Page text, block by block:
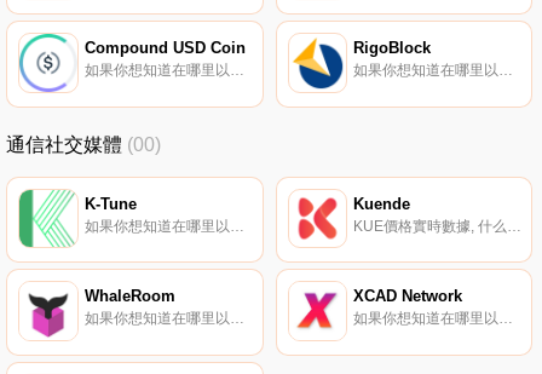
Compound USD Coin
如果你想知道在哪里以當前價格購買Compound USD Coin,目前交易{Compound USD Coin]股票的頂級加密貨幣交易所是Uniswap（V2）和Compound。您可以在我們的加密貨幣交易所頁面上找到其他列表.
RigoBlock
如果你想知道在哪里以當前價格購買RigoBlock,目前交易{RigoBlock]股票的頂級加密貨幣交易所是Loopling exchange。您可以在我們的加密貨幣交易所頁面上找到其他列表。RigoBlock將自己描述為建立在現有區塊鏈上的資產/代幣管理的開放標準.
通信社交媒體 (00)
K-Tune Kuende
WhaleRoom
如果你想知道在哪里以當前價格購買WhaleRoom,目前交易{WhaleRoom]股票的頂級加密貨幣交易所是Coinmetro。您可以在我們的加密貨幣交易所頁面上找到其他列表。WhaleRoom社區是Sentr3代幣門控平臺上托管的第一個完全代幣化的對等社區.
XCAD Network
如果你想知道在哪里以當前價格購買XCAD Network,目前交易{XCAD Network]股票的頂級加密貨幣交易所是Bitget、KuCoin、BitMart、Gate.io和HuoXCAD。您可以在我們的加密貨幣交易所頁面上找到其他列表.